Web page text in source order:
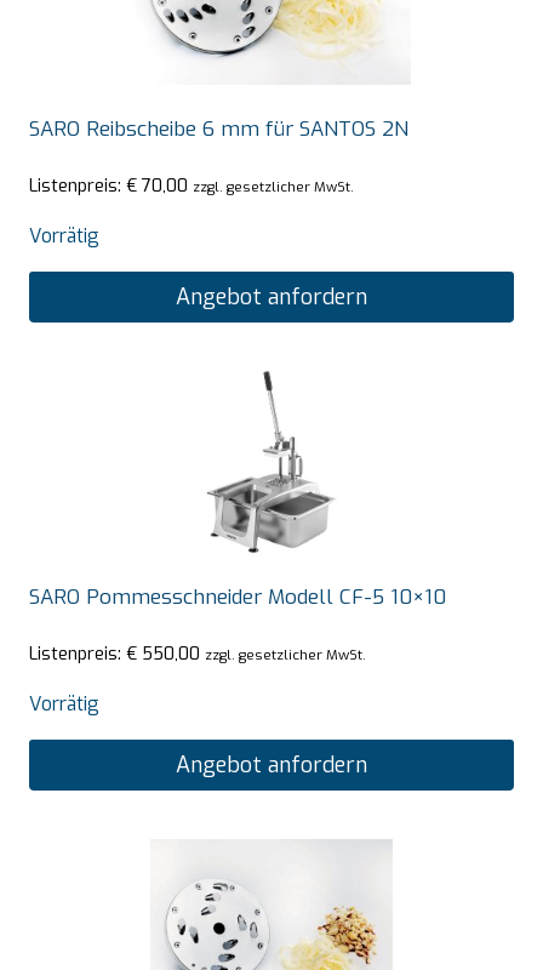
SARO Reibscheibe 6 mm für SANTOS 2N
Listenpreis: € 70,00 zzgl. gesetzlicher MwSt.
Vorrätig
Angebot anfordern
SARO Pommesschneider Modell CF-5 10×10
Listenpreis: € 550,00 zzgl. gesetzlicher MwSt.
Vorrätig
Angebot anfordern